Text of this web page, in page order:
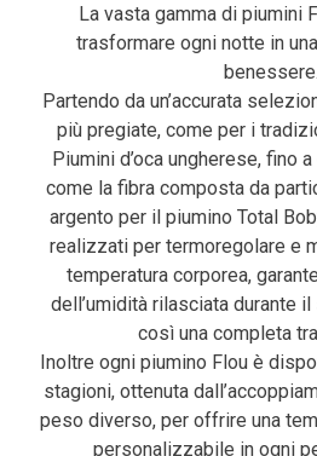
La vasta gamma di piumini
trasformare ogni notte in
benessere.
Partendo da un’accurata
più pregiate, come per i
Piumini d’oca ungherese, fino
come la fibra composta da
argento per il piumino Total
realizzati per termoregolare e
temperatura corporea,
dell’umidità rilasciata durante
così una completa
Inoltre ogni piumino Flou è
stagioni, ottenuta
peso diverso, per offrire una
personalizzabile in ogni